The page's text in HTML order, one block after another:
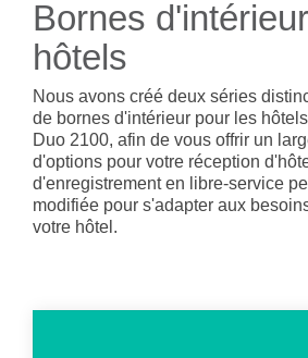
- BYOD (Bring Your Own Device)
- Bornes d'intérieur
- Borne
compacte
d'intérieur
- Borne
- Nous recrutons
- Evénements
- Newsletter
- Presse
- Contactez-nous
- Support
Bornes
hôtels
Nous avons créé deux séries
de bornes d'intérieur pour les
Duo 2100, afin de vous offrir un
d'options pour votre réception
d'enregistrement en libre-service
modifiée pour s'adapter aux
votre hôtel.